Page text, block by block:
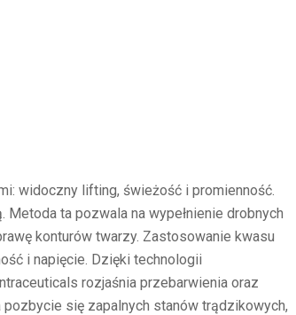
widoczny lifting, świeżość i promienność.
ta pozwala na wypełnienie drobnych
konturów twarzy. Zastosowanie kwasu
i napięcie. Dzięki technologii
rozjaśnia przebarwienia oraz
się zapalnych stanów trądzikowych,